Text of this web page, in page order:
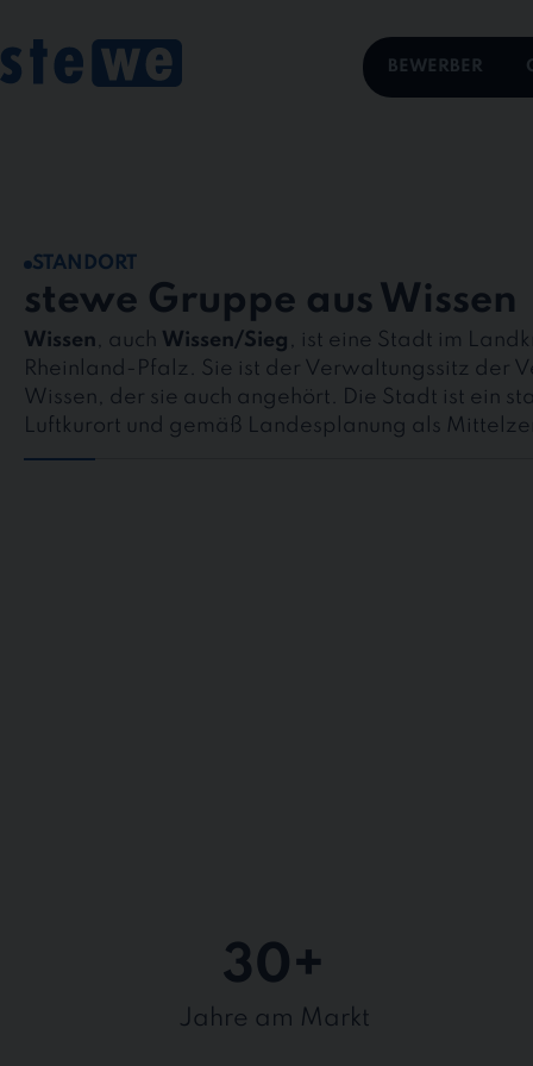
BEWERBER
STANDORT
stewe Gruppe aus Wissen
Wissen, auch Wissen/Sieg , ist eine Stadt im
Rheinland-Pfalz. Sie ist der Verwaltungssitz der
Wissen, der sie auch angehört. Die Stadt ist ein
Luftkurort und gemäß Landesplanung als
Jahre am Markt
30+